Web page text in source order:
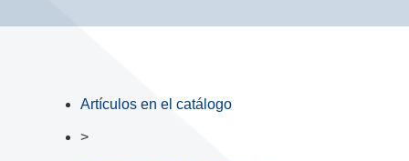
Artículos en el catálogo
>